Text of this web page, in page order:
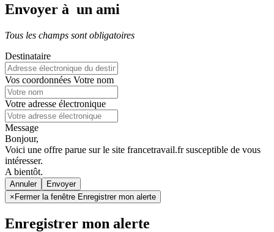
Envoyer à un ami
Tous les champs sont obligatoires
Destinataire
Vos coordonnées Votre nom
Votre adresse électronique
Message
Bonjour,
Voici une offre parue sur le site francetravail.fr susceptible de vous
intéresser.
A bientôt.
Annuler
×Fermer la fenêtre Enregistrer mon alerte
Enregistrer mon alerte